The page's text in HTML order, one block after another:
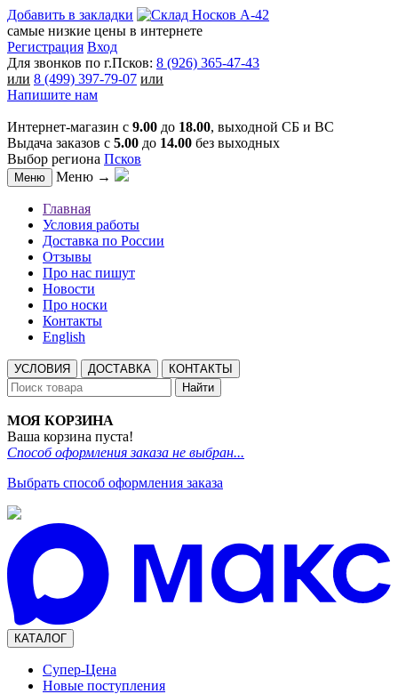
Добавить в закладки
самые низкие цены в интернете
Регистрация Вход
Для звонков по г.Псков: 8 (926) 365-47-43
или 8 (499) 397-79-07 или
Напишите нам
Интернет-магазин с 9.00 до 18.00, выходной СБ и ВС
Выдача заказов с 5.00 до 14.00 без выходных
Выбор региона Псков
Меню Меню →
Главная
Условия работы
Доставка по России
Отзывы
Про нас пишут
Новости
Про носки
Контакты
English
УСЛОВИЯ ДОСТАВКА
КОНТАКТЫ
Найти
МОЯ КОРЗИНА
Ваша корзина пуста!
Способ оформления заказа не выбран...
Выбрать способ оформления заказа
КАТАЛОГ
Супер-Цена
Новые поступления